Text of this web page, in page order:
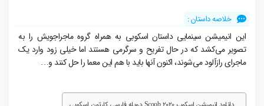
خلاصه داستان :
این انیمیشن سینمایی داستان اسکوبی به همراه گروه ماجراجویش را به
تصویر می‌کشد که در حال تفریح و سرگرمی هستند اما خیلی زود وارد یک
ماجرای رازآلود می‌شوند، اکنون آنها باید با هم این معما را حل کنند و…